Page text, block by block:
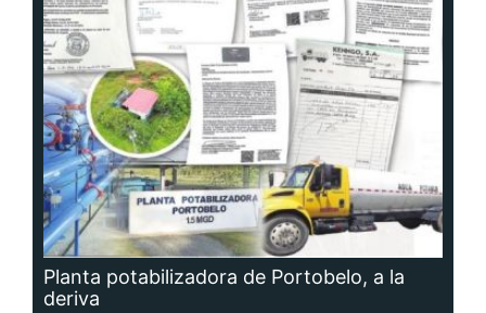
Planta potabilizadora de Portobelo, a la
deriva